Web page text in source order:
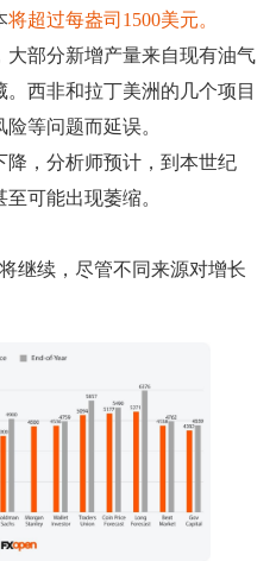
将超过每盎司1500美元。
部分新增产量来自现有油气
西非和拉丁美洲的几个项目
等问题而延误。
降，分析师预计，到本世纪
可能出现萎缩。
继续，尽管不同来源对增长